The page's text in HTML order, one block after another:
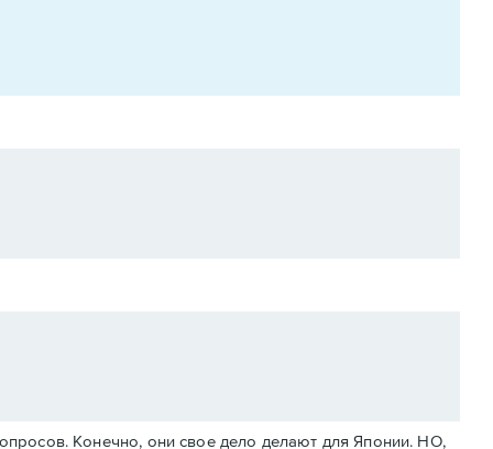
Конечно, они свое дело делают для Японии. НО,